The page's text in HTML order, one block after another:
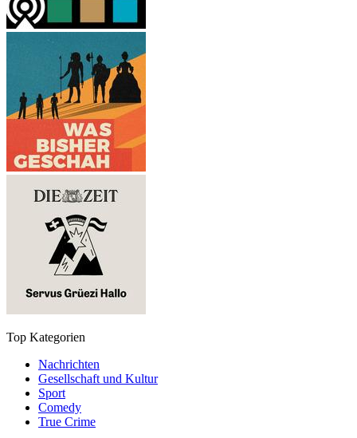
Top Kategorien
Nachrichten
Gesellschaft und Kultur
Sport
Comedy
True Crime